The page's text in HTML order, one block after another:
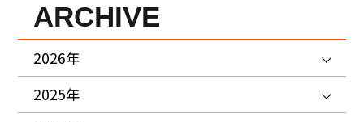
ARCHIVE
2026年
2025年